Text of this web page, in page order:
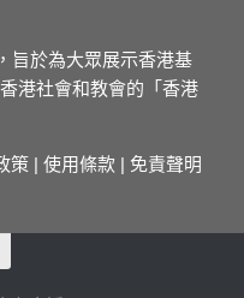
旨於為大眾展示香港基
港社會和教會的「香港
策 | 使用條款 | 免責聲明